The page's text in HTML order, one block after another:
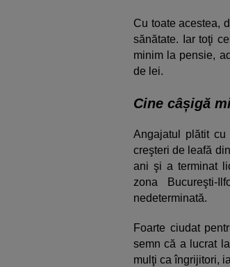
Cu toate acestea,
sănătate. Iar toţi
minim la pensie,
de lei.
Cine câșigă
Angajatul plătit
creşteri de leafă
ani şi a terminat
zona Bucureşti-
nedeterminată.
Foarte ciudat
semn că a lucrat
mulţi ca îngrijitori,